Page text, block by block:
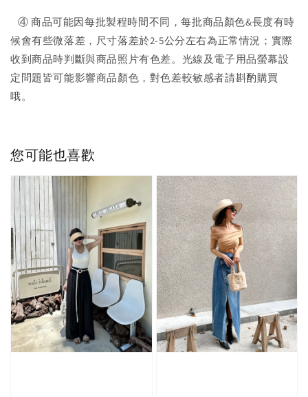
④ 商品可能因每批製程時間不同，每批商品顏色&長度有時
候會有些微落差，尺寸落差於2-5公分左右為正常情況；實際
收到商品時判斷與商品照片有色差。光線及電子用品螢幕設
定問題皆可能影響商品顏色，對色差較敏感者請斟酌購買
哦。
您可能也喜歡